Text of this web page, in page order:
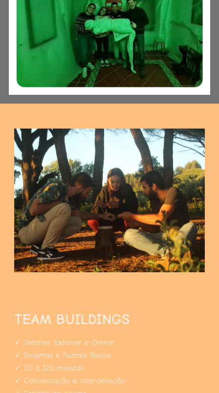
TEAM BUILDINGS
✓ Interior, Exterior e Online
✓ Enigmas e Puzzles físicos
✓ 70 a 120 minutos
✓ Comunicação e coordenação